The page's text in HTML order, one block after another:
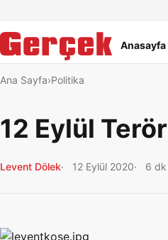
Ana
Anasayfa
Ana Sayfa Politika
12 Eylül
Levent Dölek 12 Eylül 2020 6 dk